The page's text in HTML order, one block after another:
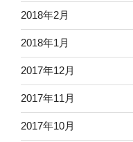
2018年2月
2018年1月
2017年12月
2017年11月
2017年10月